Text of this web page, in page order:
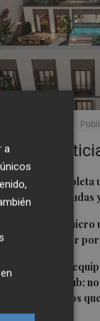
Valencia
con dudas
Luís Castro:
vaya a luchar
Luís Castro: "El
identidad del club;
cuando tengamos
a